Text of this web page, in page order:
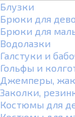
Блузки
Брюки для
Брюки для
Водолазки
Галстуки и
Гольфы и
Джемперы,
Заколки,
Костюмы для